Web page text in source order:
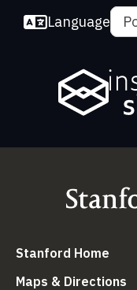
Language
Stanford Home
Maps & Directions